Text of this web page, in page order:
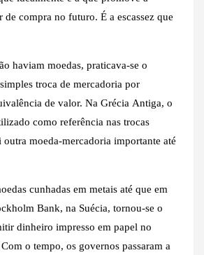
de compra no futuro. É a escassez que
haviam moedas, praticava-se o
troca de mercadoria por
de valor. Na Grécia Antiga, o
como referência nas trocas
moeda-mercadoria importante até
cunhadas em metais até que em
Bank, na Suécia, tornou-se o
dinheiro impresso em papel no
o tempo, os governos passaram a